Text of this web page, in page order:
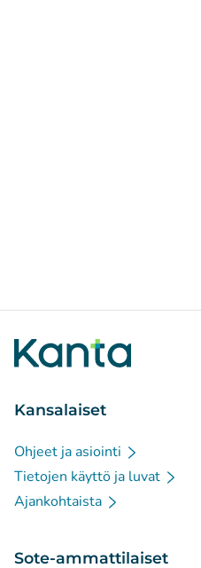
Kansalaiset
Ohjeet ja asiointi
Tietojen käyttö ja luvat
Ajankohtaista
Sote-ammattilaiset